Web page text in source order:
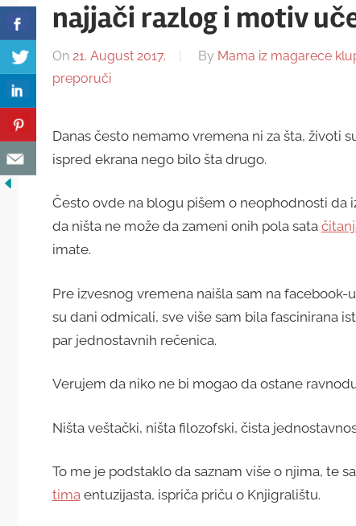
najjači razlog i motiv
On 21. August 2017. By Mama iz magarece
preporuči
Danas često nemamo vremena ni za šta, životi
ispred ekrana nego bilo šta drugo.
Često ovde na blogu pišem o neophodnosti da
da ništa ne može da zameni onih pola sata
imate.
Pre izvesnog vremena naišla sam na facebook-
su dani odmicali, sve više sam bila fascinirana
par jednostavnih rečenica.
Verujem da niko ne bi mogao da ostane
Ništa veštački, ništa filozofski, čista
To me je podstaklo da saznam više o njima, te
timaentuzijasta, ispriča priču o Knjigralištu.